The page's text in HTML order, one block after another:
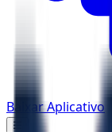
Baixar Aplicativo
☰